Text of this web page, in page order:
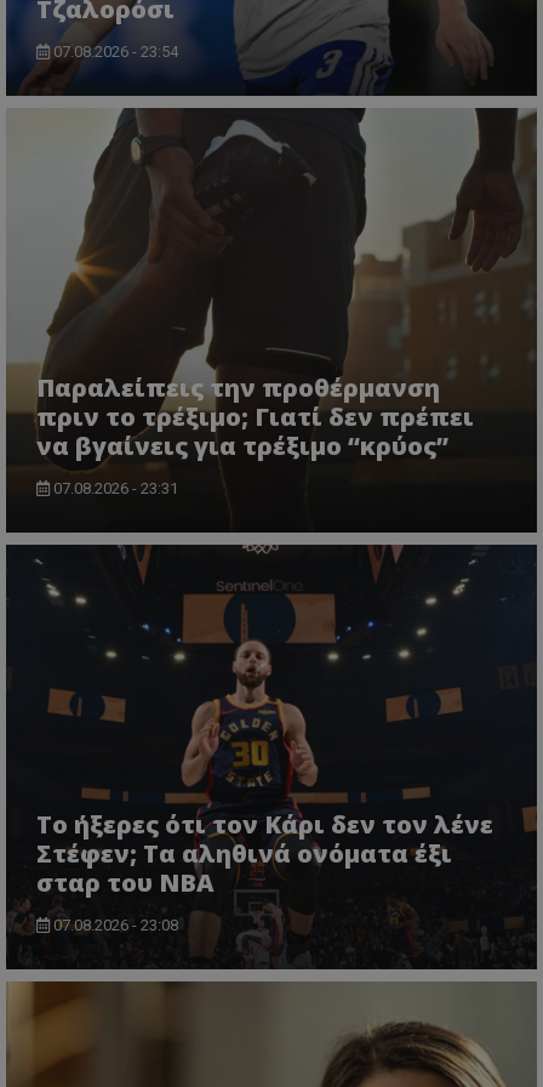
Τζαλορόσι
07.08.2026 - 23:54
Παραλείπεις την προθέρμανση
πριν το τρέξιμο; Γιατί δεν πρέπει
να βγαίνεις για τρέξιμο “κρύος”
07.08.2026 - 23:31
Το ήξερες ότι τον Κάρι δεν τον λένε
Στέφεν; Τα αληθινά ονόματα έξι
σταρ του NBA
07.08.2026 - 23:08